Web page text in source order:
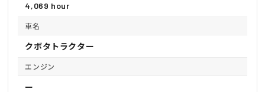
4,069 hour
車名
クボタトラクター
エンジン
ー